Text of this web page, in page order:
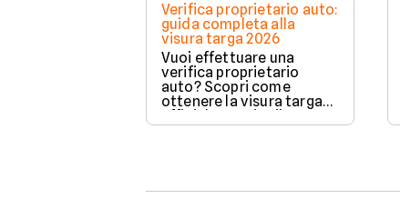
Verifica proprietario auto:
guida completa alla
visura targa 2026
Vuoi effettuare una
verifica proprietario
auto? Scopri come
ottenere la visura targa
ufficiale tramite il PRA per
controllare dati e vincoli